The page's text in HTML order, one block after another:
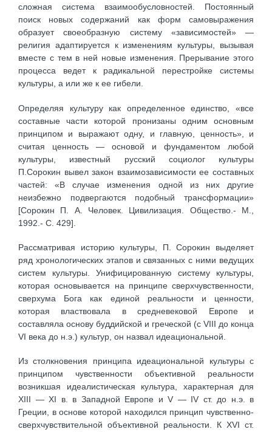
сложная система взаимообусловностей. Постоянный
поиск новых содержаний как форм самовыражения
образует своеобразную систему «зависимостей» —
религия адаптируется к изменениям культуры, вызывая
вместе с тем в ней новые изменения. Прерывание этого
процесса ведет к радикальной перестройке системы
культуры, а или же к ее гибели.
Определяя культуру как определенное единство, «все
составные части которой пронизаны одним основным
принципом и выражают одну, и главную, ценность», и
считая ценность — основой и фундаментом любой
культуры, известный русский социолог культуры
П.Сорокин вывел закон взаимозависимости ее составных
частей: «В случае изменения одной из них другие
неизбежно подвергаются подобный трансформации»
[Сорокин П. А. Человек. Цивилизация. Общество.- М.,
1992.- С. 429].
Рассматривая историю культуры, П. Сорокин выделяет
ряд хронологических этапов и связанных с ними ведущих
систем культуры. Унифицированную систему культуры,
которая основывается на принципе сверхчувственности,
сверхума Бога как единой реальности и ценности,
которая властвовала в средневековой Европе и
составляла основу буддийской и греческой (с VІІІ до конца
VІ века до н.э.) культур, он назвал идеациональной.
Из столкновения принципа идеациональной культуры с
принципом чувственности объективной реальности
возникшая идеалистическая культура, характерная для
XІІІ — XІ в. в Западной Европе и V — ІV ст. до н.э. в
Греции, в основе которой находился принцип чувственно-
сверхчувствительной объективной реальности. К XVІ ст.